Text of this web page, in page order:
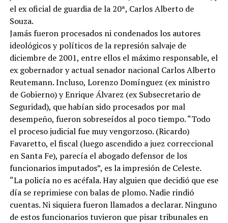
el ex oficial de guardia de la 20ª, Carlos Alberto de
Souza.
Jamás fueron procesados ni condenados los autores
ideológicos y políticos de la represión salvaje de
diciembre de 2001, entre ellos el máximo responsable, el
ex gobernador y actual senador nacional Carlos Alberto
Reutemann. Incluso, Lorenzo Domínguez (ex ministro
de Gobierno) y Enrique Álvarez (ex Subsecretario de
Seguridad), que habían sido procesados por mal
desempeño, fueron sobreseídos al poco tiempo. “Todo
el proceso judicial fue muy vengorzoso. (Ricardo)
Favaretto, el fiscal (luego ascendido a juez correccional
en Santa Fe), parecía el abogado defensor de los
funcionarios imputados”, es la impresión de Celeste.
“La policía no es acéfala. Hay alguien que decidió que ese
día se reprimiese con balas de plomo. Nadie rindió
cuentas. Ni siquiera fueron llamados a declarar. Ninguno
de estos funcionarios tuvieron que pisar tribunales en